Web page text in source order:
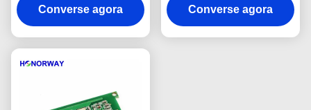
fechadura de porta e
pagamento
Converse agora
com porta serial para
catraca
Converse agora